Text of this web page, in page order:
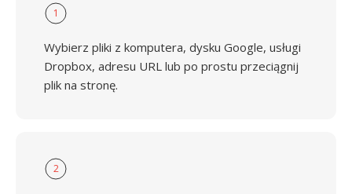
1
Wybierz pliki z komputera, dysku Google, usługi
Dropbox, adresu URL lub po prostu przeciągnij
plik na stronę.
2